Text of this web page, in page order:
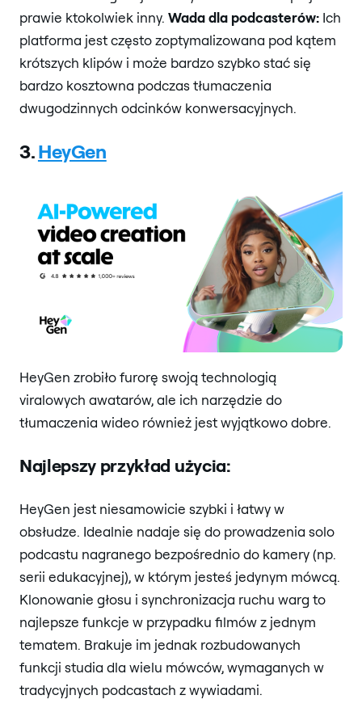
prawie ktokolwiek inny. Wada dla podcasterów: Ich
platforma jest często zoptymalizowana pod kątem
krótszych klipów i może bardzo szybko stać się
bardzo kosztowna podczas tłumaczenia
dwugodzinnych odcinków konwersacyjnych.
3.HeyGen
HeyGen zrobiło furorę swoją technologią
viralowych awatarów, ale ich narzędzie do
tłumaczenia wideo również jest wyjątkowo dobre.
Najlepszy przykład użycia:
HeyGen jest niesamowicie szybki i łatwy w
obsłudze. Idealnie nadaje się do prowadzenia solo
podcastu nagranego bezpośrednio do kamery (np.
serii edukacyjnej), w którym jesteś jedynym mówcą.
Klonowanie głosu i synchronizacja ruchu warg to
najlepsze funkcje w przypadku filmów z jednym
tematem. Brakuje im jednak rozbudowanych
funkcji studia dla wielu mówców, wymaganych w
tradycyjnych podcastach z wywiadami.